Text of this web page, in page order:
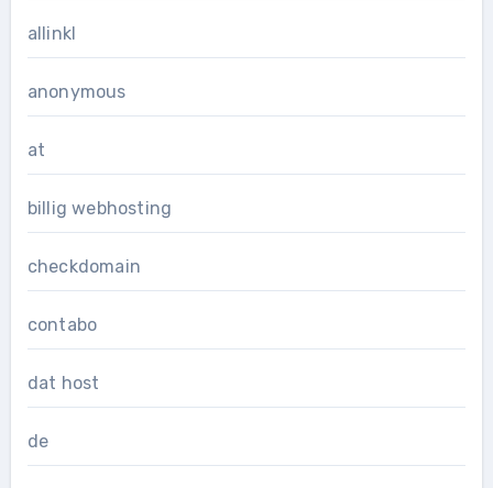
allinkl
anonymous
at
billig webhosting
checkdomain
contabo
dat host
de